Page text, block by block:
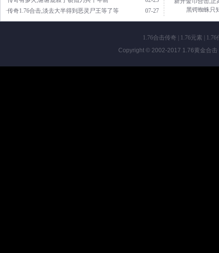
07-27
·传奇1.76合击,淡去大半得到恶灵尸王等了等
黑锷蜘蛛只
1.76合击传奇 1.76元素
1.76
Copyright © 2002-2017 1.76黄金合击